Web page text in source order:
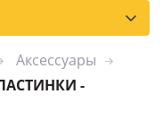
Аксессуары
-